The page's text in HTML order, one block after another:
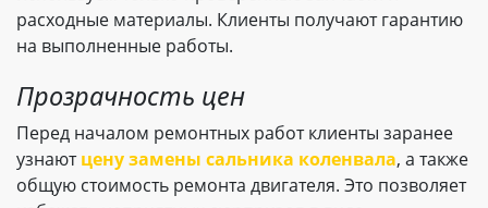
расходные материалы. Клиенты получают гарантию
на выполненные работы.
Прозрачность цен
Перед началом ремонтных работ клиенты заранее
узнаютцену замены сальника коленвала, а также
общую стоимость ремонта двигателя. Это позволяет